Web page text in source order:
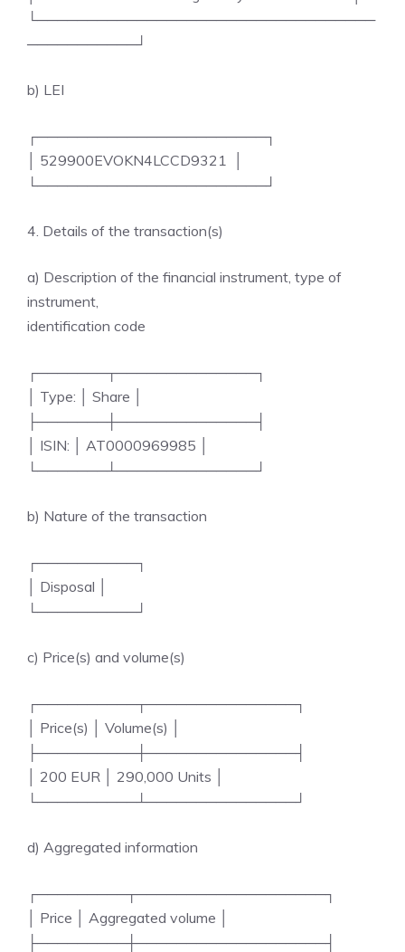
└──────────────────────────────────
───────────┘
b) LEI
┌───────────────────────┐
│ 529900EVOKN4LCCD9321 │
└───────────────────────┘
4. Details of the transaction(s)
a) Description of the financial instrument, type of
instrument,
identification code
┌───────┬──────────────┐
│ Type: │ Share │
├───────┼──────────────┤
│ ISIN: │ AT0000969985 │
└───────┴──────────────┘
b) Nature of the transaction
┌──────────┐
│ Disposal │
└──────────┘
c) Price(s) and volume(s)
┌──────────┬───────────────┐
│ Price(s) │ Volume(s) │
├──────────┼───────────────┤
│ 200 EUR │ 290,000 Units │
└──────────┴───────────────┘
d) Aggregated information
┌─────────┬───────────────────┐
│ Price │ Aggregated volume │
├─────────┼───────────────────┤